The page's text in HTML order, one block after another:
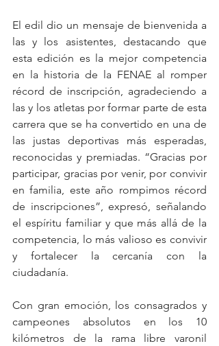
El edil dio un mensaje de bienvenida a
las y los asistentes, destacando que
esta edición es la mejor competencia
en la historia de la FENAE al romper
récord de inscripción, agradeciendo a
las y los atletas por formar parte de esta
carrera que se ha convertido en una de
las justas deportivas más esperadas,
reconocidas y premiadas. “Gracias por
participar, gracias por venir, por convivir
en familia, este año rompimos récord
de inscripciones”, expresó, señalando
el espíritu familiar y que más allá de la
competencia, lo más valioso es convivir
y fortalecer la cercanía con la
ciudadanía.
Con gran emoción, los consagrados y
campeones absolutos en los 10
kilómetros de la rama libre varonil